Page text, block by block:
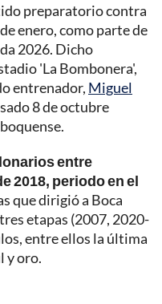
preparatorio contra
enero, como parte de
2026. Dicho
'La Bombonera',
entrenador, Miguel
8 de octubre
entre
2018, periodo en el
que dirigió a Boca
etapas (2007, 2020-
entre ellos la última
y oro.